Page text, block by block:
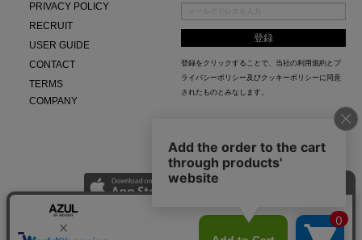
PRIVACY POLICY
RECRUIT
USER GUIDE
CONTACT
TERMS
COMPANY
登録をクリックすることで、当社の利用規約と プ
ライバシーポリシー及びクッキーポリシー に同意
されたものとみなします。
AZUL APP
最新ニュースやスタイリング紹介までAZUL BY MOUSSYのお得な情報がいち早くチェック